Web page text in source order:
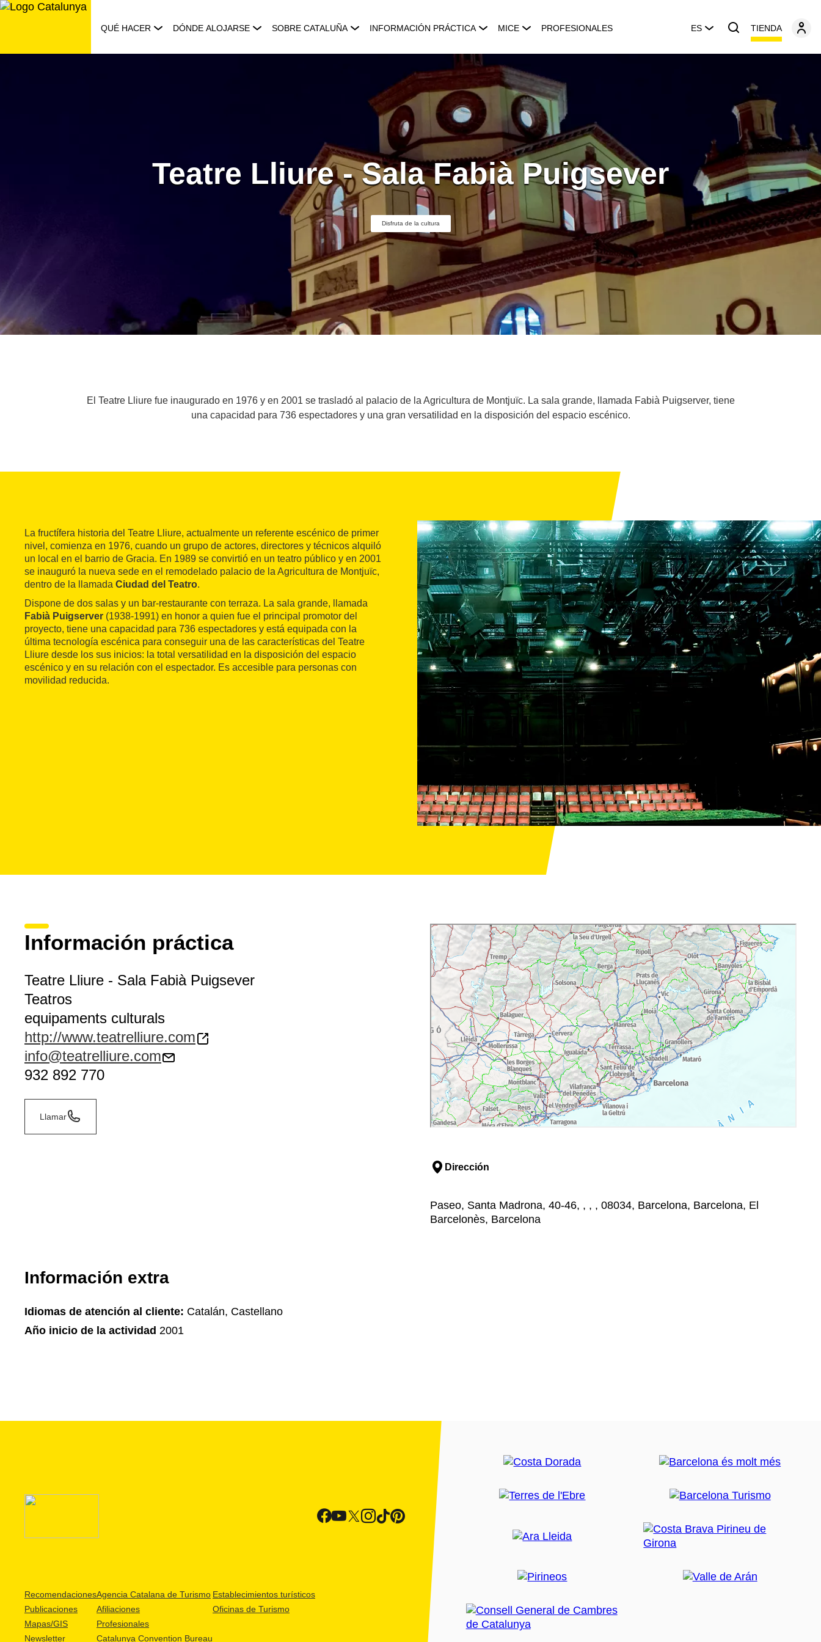
Saltar
QUÉ HACER DÓNDE ALOJARSE SOBRE CATALUÑA INFORMACIÓN PRÁCTICA MICE PROFESIONALES ES TIENDA
Teatre Lliure - Sala Fabià Puigsever
Disfruta de la cultura
El Teatre Lliure fue inaugurado en 1976 y en 2001 se trasladó al palacio de la Agricultura de Montjuïc. La sala grande, llamada Fabià Puigserver, tiene
una capacidad para 736 espectadores y una gran versatilidad en la disposición del espacio escénico.
La fructífera historia del Teatre Lliure, actualmente un referente escénico de primer
nivel, comienza en 1976, cuando un grupo de actores, directores y técnicos alquiló
un local en el barrio de Gracia. En 1989 se convirtió en un teatro público y en 2001
se inauguró la nueva sede en el remodelado palacio de la Agricultura de Montjuïc,
dentro de la llamada Ciudad del Teatro.
Dispone de dos salas y un bar-restaurante con terraza. La sala grande, llamada
Fabià Puigserver (1938-1991) en honor a quien fue el principal promotor del
proyecto, tiene una capacidad para 736 espectadores y está equipada con la
última tecnología escénica para conseguir una de las características del Teatre
Lliure desde los sus inicios: la total versatilidad en la disposición del espacio
escénico y en su relación con el espectador. Es accesible para personas con
movilidad reducida.
Información práctica
Teatre Lliure - Sala Fabià Puigsever
Teatros
equipaments culturals
http://www.teatrelliure.com
info@teatrelliure.com
932 892 770
Llamar
Dirección
Paseo, Santa Madrona, 40-46, , , , 08034, Barcelona, Barcelona, El
Barcelonès, Barcelona
Información extra
Idiomas de atención al cliente: Catalán, Castellano
Año inicio de la actividad 2001
Recomendaciones
Publicaciones
Mapas/GIS
Newsletter
Agencia Catalana de Turismo
Afiliaciones
Profesionales
Catalunya Convention Bureau
Establecimientos turísticos
Oficinas de Turismo